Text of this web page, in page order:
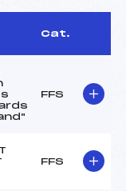
Cat.
FFS
FFS